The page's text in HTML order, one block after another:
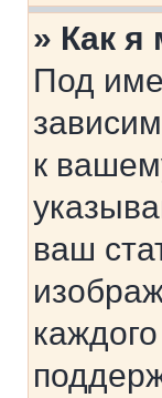
» Как я
Под
к
ваш